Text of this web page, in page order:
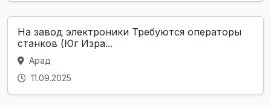
На завод электроники Требуются операторы
станков (Юг Изра...
Арад
11.09.2025